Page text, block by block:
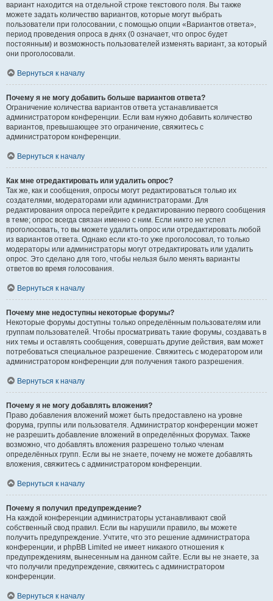
вариант находится на отдельной строке текстового поля. Вы также
можете задать количество вариантов, которые могут выбрать
пользователи при голосовании, с помощью опции «Вариантов ответа»,
период проведения опроса в днях (0 означает, что опрос будет
постоянным) и возможность пользователей изменять вариант, за который
они проголосовали.
Вернуться к началу
Почему я не могу добавить больше вариантов ответа?
Ограничение количества вариантов ответа устанавливается
администратором конференции. Если вам нужно добавить количество
вариантов, превышающее это ограничение, свяжитесь с
администратором конференции.
Вернуться к началу
Как мне отредактировать или удалить опрос?
Так же, как и сообщения, опросы могут редактироваться только их
создателями, модераторами или администраторами. Для
редактирования опроса перейдите к редактированию первого сообщения
в теме; опрос всегда связан именно с ним. Если никто не успел
проголосовать, то вы можете удалить опрос или отредактировать любой
из вариантов ответа. Однако если кто-то уже проголосовал, то только
модераторы или администраторы могут отредактировать или удалить
опрос. Это сделано для того, чтобы нельзя было менять варианты
ответов во время голосования.
Вернуться к началу
Почему мне недоступны некоторые форумы?
Некоторые форумы доступны только определённым пользователям или
группам пользователей. Чтобы просматривать такие форумы, создавать в
них темы и оставлять сообщения, совершать другие действия, вам может
потребоваться специальное разрешение. Свяжитесь с модератором или
администратором конференции для получения такого разрешения.
Вернуться к началу
Почему я не могу добавлять вложения?
Право добавления вложений может быть предоставлено на уровне
форума, группы или пользователя. Администратор конференции может
не разрешить добавление вложений в определённых форумах. Также
возможно, что добавлять вложения разрешено только членам
определённых групп. Если вы не знаете, почему не можете добавлять
вложения, свяжитесь с администратором конференции.
Вернуться к началу
Почему я получил предупреждение?
На каждой конференции администраторы устанавливают свой
собственный свод правил. Если вы нарушили правило, вы можете
получить предупреждение. Учтите, что это решение администратора
конференции, и phpBB Limited не имеет никакого отношения к
предупреждениям, вынесенным на данном сайте. Если вы не знаете, за
что получили предупреждение, свяжитесь с администратором
конференции.
Вернуться к началу